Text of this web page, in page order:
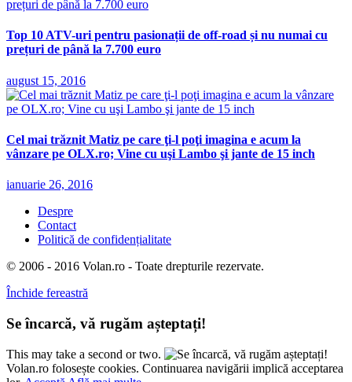
Top 10 ATV-uri pentru pasionații de off-road și nu numai cu
prețuri de până la 7.700 euro
august 15, 2016
Cel mai trăznit Matiz pe care ţi-l poţi imagina e acum la
vânzare pe OLX.ro; Vine cu uşi Lambo şi jante de 15 inch
ianuarie 26, 2016
Despre
Contact
Politică de confidențialitate
© 2006 - 2016 Volan.ro - Toate drepturile rezervate.
Închide fereastră
Se încarcă, vă rugăm așteptați!
This may take a second or two.
Volan.ro folosește cookies. Continuarea navigării implică acceptarea